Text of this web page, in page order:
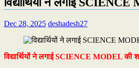
Dec 28, 2025 deshadesh27
विद्यार्थियों ने लगाई SCIENCE MODEL की